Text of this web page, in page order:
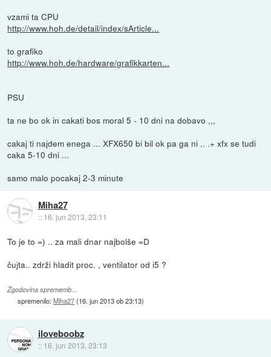
vzami ta CPU
http://www.hoh.de/detail/index/sArticle...
to grafiko
http://www.hoh.de/hardware/grafikkarten...
PSU
ta ne bo ok in cakati bos moral 5 - 10 dni na dobavo ,,,
cakaj ti najdem enega ... XFX650 bi bil ok pa ga ni .. .+ xfx se tudi
caka 5-10 dni ...
samo malo pocakaj 2-3 minute
Miha27
:: 16. jun 2013, 23:11
To je to =) .. za mali dnar najbolše =D
čujta.. zdrži hladit proc. , ventilator od i5 ?
Zgodovina sprememb…
spremenilo:Miha27(16. jun 2013 ob 23:13)
iloveboobz
:: 16. jun 2013, 23:13